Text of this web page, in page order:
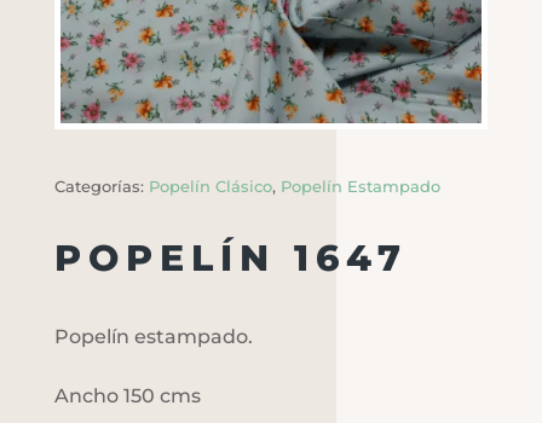
Categorías: Popelín Clásico, Popelín Estampado
POPELÍN 1647
Popelín estampado.
Ancho 150 cms